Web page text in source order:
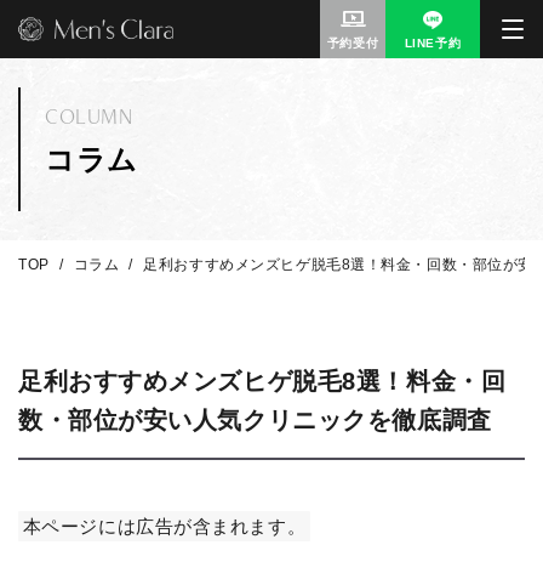
予約受付 LINE予約
コラム
COLUMN
TOP コラム 足利おすすめメンズヒゲ脱毛8選！料金・回数・部位が安
足利おすすめメンズヒゲ脱毛8選！料金・回
数・部位が安い人気クリニックを徹底調査
本ページには広告が含まれます。